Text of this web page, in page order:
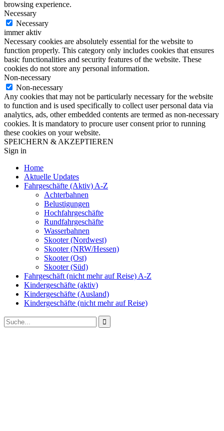
browsing experience.
Necessary
Necessary
immer aktiv
Necessary cookies are absolutely essential for the website to
function properly. This category only includes cookies that ensures
basic functionalities and security features of the website. These
cookies do not store any personal information.
Non-necessary
Non-necessary
Any cookies that may not be particularly necessary for the website
to function and is used specifically to collect user personal data via
analytics, ads, other embedded contents are termed as non-necessary
cookies. It is mandatory to procure user consent prior to running
these cookies on your website.
SPEICHERN & AKZEPTIEREN
Sign in
Home
Aktuelle Updates
Fahrgeschäfte (Aktiv) A-Z
Achterbahnen
Belustigungen
Hochfahrgeschäfte
Rundfahrgeschäfte
Wasserbahnen
Skooter (Nordwest)
Skooter (NRW/Hessen)
Skooter (Ost)
Skooter (Süd)
Fahrgeschäft (nicht mehr auf Reise) A-Z
Kindergeschäfte (aktiv)
Kindergeschäfte (Ausland)
Kindergeschäfte (nicht mehr auf Reise)